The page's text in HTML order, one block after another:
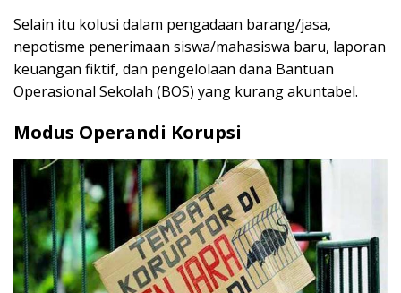
Selain itu kolusi dalam pengadaan barang/jasa,
nepotisme penerimaan siswa/mahasiswa baru, laporan
keuangan fiktif, dan pengelolaan dana Bantuan
Operasional Sekolah (BOS) yang kurang akuntabel.
Modus Operandi Korupsi